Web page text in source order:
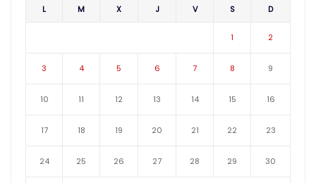
L M X J V S D
1 2
3 4 5 6 7 8 9
10 11 12 13 14 15 16
17 18 19 20 21 22 23
24 25 26 27 28 29 30